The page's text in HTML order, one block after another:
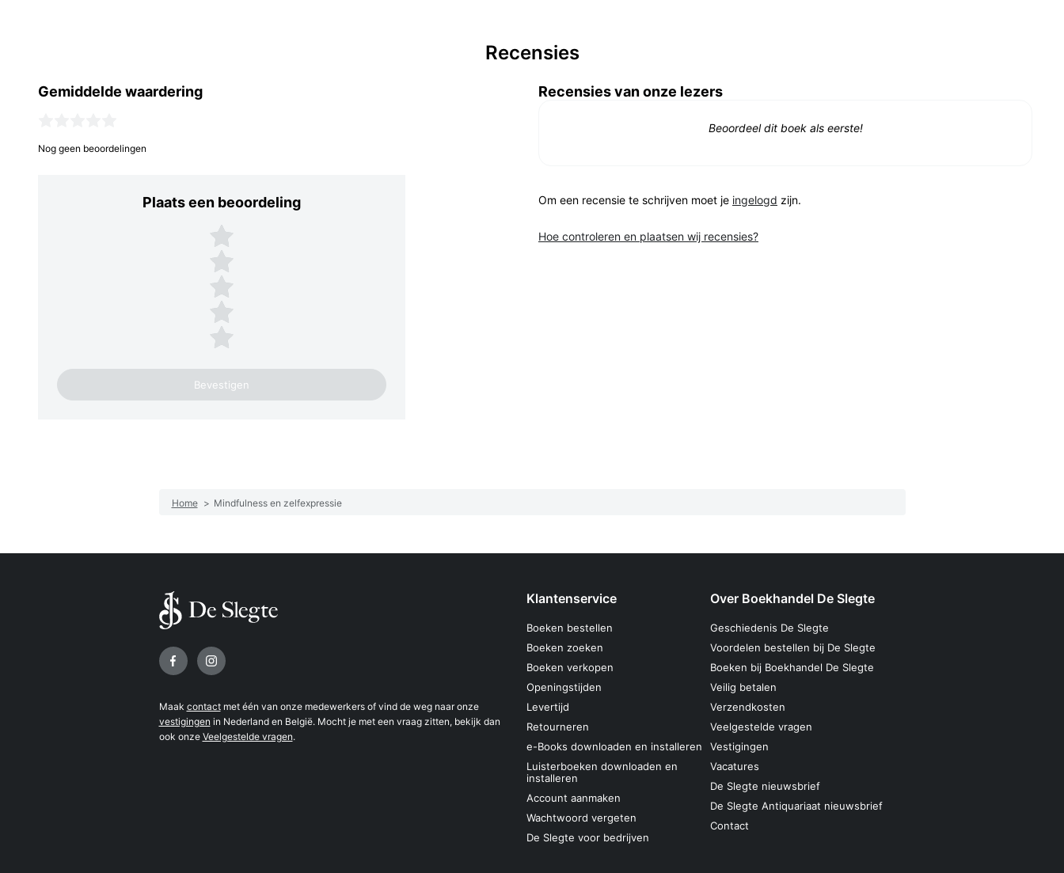
Recensies
Gemiddelde waardering
Nog geen beoordelingen
Plaats een beoordeling
Plaats een beoordeling
5 sterren
4 sterren
3 sterren
2 sterren
1 ster
Recensies van onze lezers
Beoordeel dit boek als eerste!
Om een recensie te schrijven moet je ingelogd zijn.
Hoe controleren en plaatsen wij recensies?
Home > Mindfulness en zelfexpressie
Volg ons op
Maak contactmet één van onze medewerkers of vind de weg naar onze
vestigingen in Nederland en België. Mocht je met een vraag zitten, bekijk dan
ook onze Veelgestelde vragen.
Klantenservice
Boeken bestellen
Boeken zoeken
Boeken verkopen
Openingstijden
Levertijd
Retourneren
e-Books downloaden en installeren
Luisterboeken downloaden en
installeren
Account aanmaken
Wachtwoord vergeten
De Slegte voor bedrijven
Over Boekhandel De Slegte
Geschiedenis De Slegte
Voordelen bestellen bij De Slegte
Boeken bij Boekhandel De Slegte
Veilig betalen
Verzendkosten
Veelgestelde vragen
Vestigingen
Vacatures
De Slegte nieuwsbrief
De Slegte Antiquariaat nieuwsbrief
Contact